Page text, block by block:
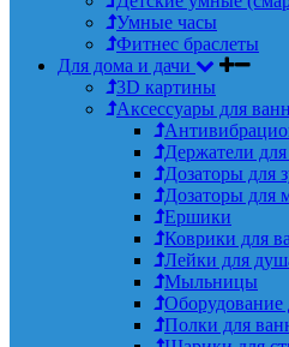
Умные часы
Фитнес браслеты
Для дома и дачи
3D картины
Аксессуары для
Держатели
Дозаторы для
Дозаторы для
Ершики
Коврики для
Лейки для
Мыльницы
Оборудование
Полки для